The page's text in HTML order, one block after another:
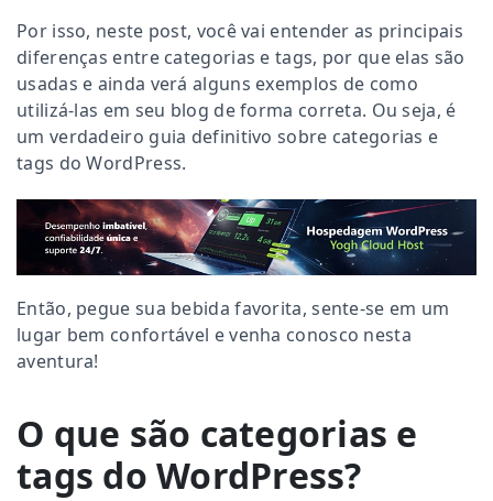
Por isso, neste post, você vai entender as principais
diferenças entre categorias e tags, por que elas são
usadas e ainda verá alguns exemplos de como
utilizá-las em seu blog de forma correta. Ou seja, é
um verdadeiro guia definitivo sobre categorias e
tags do WordPress.
Então, pegue sua bebida favorita, sente-se em um
lugar bem confortável e venha conosco nesta
aventura!
O que são categorias e
tags do WordPress?